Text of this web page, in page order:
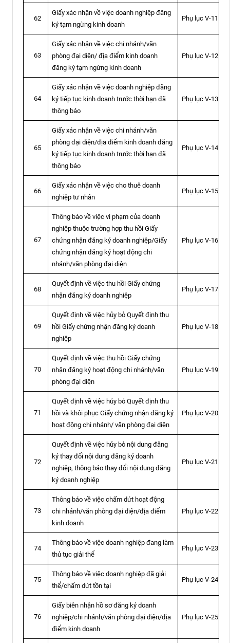
62
Giấy xác nhận về việc doanh nghiệp đăng
ký tạm ngừng kinh doanh
Phụ lục V-11
63
Giấy xác nhận về việc chi nhánh/văn
phòng đại diện/ địa điểm kinh doanh
đăng ký tạm ngừng kinh doanh
Phụ lục V-12
64
Giấy xác nhận về việc doanh nghiệp đăng
ký tiếp tục kinh doanh trước thời hạn đã
thông báo
Phụ lục V-13
65
Giấy xác nhận về việc chi nhánh/văn
phòng đại diện/địa điểm kinh doanh đăng
ký tiếp tục kinh doanh trước thời hạn đã
thông báo
Phụ lục V-14
66
Giấy xác nhận về việc cho thuê doanh
nghiệp tư nhân
Phụ lục V-15
67
Thông báo về việc vi phạm của doanh
nghiệp thuộc trường hợp thu hồi Giấy
chứng nhận đăng ký doanh nghiệp/Giấy
chứng nhận đăng ký hoạt động chi
nhánh/văn phòng đại diện
Phụ lục V-16
68
Quyết định về việc thu hồi Giấy chứng
nhận đăng ký doanh nghiệp
Phụ lục V-17
69
Quyết định về việc hủy bỏ Quyết định thu
hồi Giấy chứng nhận đăng ký doanh
nghiệp
Phụ lục V-18
70
Quyết định về việc thu hồi Giấy chứng
nhận đăng ký hoạt động chi nhánh/văn
phòng đại diện
Phụ lục V-19
71
Quyết định về việc hủy bỏ Quyết định thu
hồi và khôi phục Giấy chứng nhận đăng ký
hoạt động chi nhánh/ văn phòng đại diện
Phụ lục V-20
72
Quyết định về việc hủy bỏ nội dung đăng
ký thay đổi nội dung đăng ký doanh
nghiệp, thông báo thay đổi nội dung đăng
ký doanh nghiệp
Phụ lục V-21
73
Thông báo về việc chấm dứt hoạt động
chi nhánh/văn phòng đại diện/địa điểm
kinh doanh
Phụ lục V-22
74
Thông báo về việc doanh nghiệp đang làm
thủ tục giải thể
Phụ lục V-23
75
Thông báo về việc doanh nghiệp đã giải
thể/chấm dứt tồn tại
Phụ lục V-24
76
Giấy biên nhận hồ sơ đăng ký doanh
nghiệp/chi nhánh/văn phòng đại diện/địa
điểm kinh doanh
Phụ lục V-25